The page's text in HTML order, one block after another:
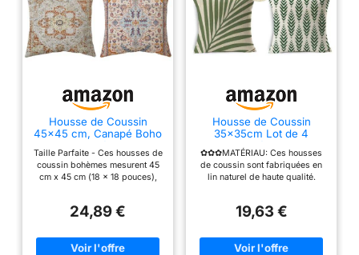
Housse de Coussin
45x45 cm, Canapé Boho
(Terracotta)
Taille Parfaite - Ces housses de
coussin bohèmes mesurent 45
cm x 45 cm (18 x 18 pouces),
main. REMARQUE : le paquet
housses de coussin, SANS
rembourrage ni garnissage.
24,89 €
Housse de Coussin
35x35cm Lot de 4
Imperméable Lin
D'oreiller D'été Plantes
Fleurs Rayées Coussin
Canapé Décoratifs pour
Jardin Coussin Exterieur
Impermeable Vert Sauge
✿✿✿MATÉRIAU: Ces housses
de coussin sont fabriquées en
lin naturel de haute qualité.
votre coussin reste toujours sec
accidentellement l'eau
déborder, tous les liquides
19,63 €